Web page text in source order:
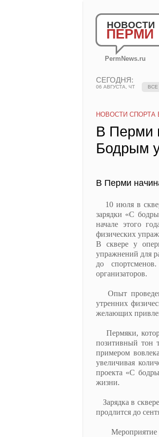
НОВОСТИ
ПЕРМИ
PermNews.ru
СЕГОДНЯ:
06 АВГУСТА, ЧТ ВСЕ
НОВОСТИ СПОРТА
В Перми
Бодрым
В Перми
10 июля в
зарядки «С
начале этого
физических
В сквере у
упражнений для
до
организаторов.
Опыт
утренних
желающих
Пермяки,
позитивный тон
примером
увеличивая
проекта «С
жизни.
Зарядка в
продлится до
Мероприятие